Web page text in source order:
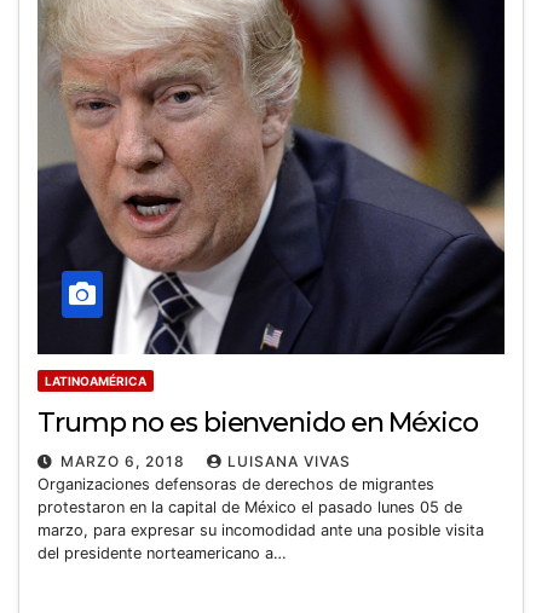
LATINOAMÉRICA
Trump no es bienvenido en México
MARZO 6, 2018
LUISANA VIVAS
Organizaciones defensoras de derechos de migrantes
protestaron en la capital de México el pasado lunes 05 de
marzo, para expresar su incomodidad ante una posible visita
del presidente norteamericano a…